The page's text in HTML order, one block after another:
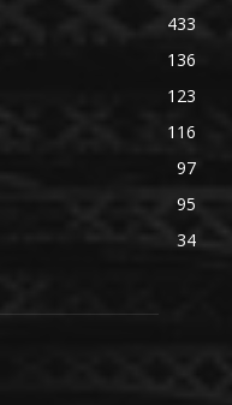
433
136
123
116
97
95
34